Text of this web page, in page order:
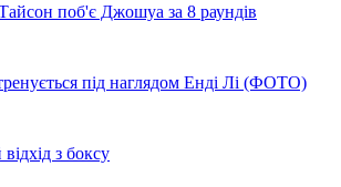
поб'є Джошуа за 8 раундів
під наглядом Енді Лі (ФОТО)
з боксу